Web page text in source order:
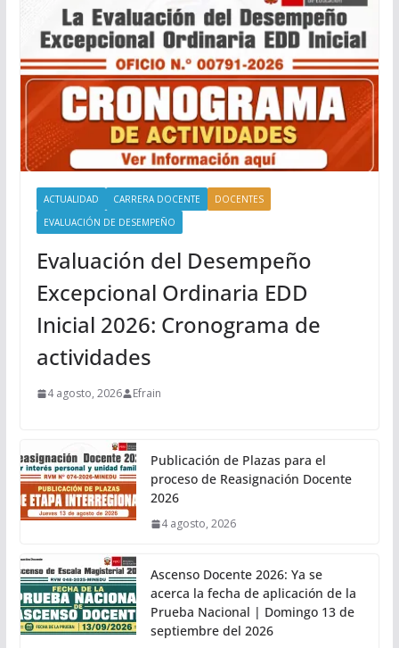
ACTUALIDAD CARRERA DOCENTE
DOCENTES
EVALUACIÓN DE DESEMPEÑO
Evaluación del Desempeño
Excepcional Ordinaria EDD
Inicial 2026: Cronograma de
actividades
4 agosto, 2026 Efrain
Publicación de Plazas para el
proceso de Reasignación Docente
2026
4 agosto, 2026
Ascenso Docente 2026: Ya se
acerca la fecha de aplicación de la
Prueba Nacional | Domingo 13 de
septiembre del 2026